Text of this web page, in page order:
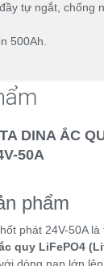
tự ngắt, chống
500Ah.
DINA ẮC
50A
phẩm
phát 24V-50A
quy LiFePO4